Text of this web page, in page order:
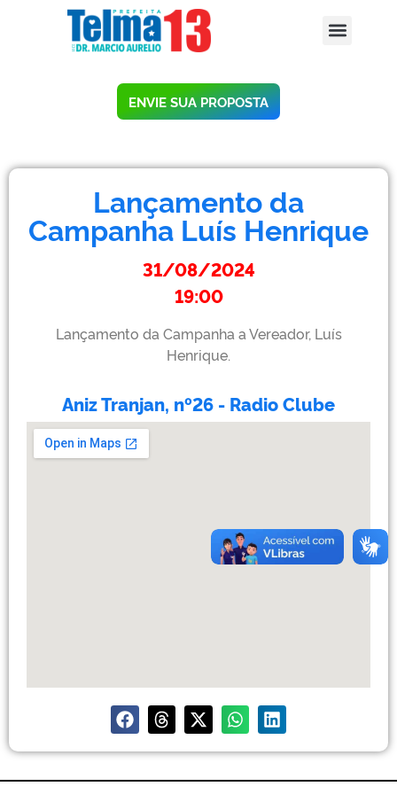
ENVIE SUA PROPOSTA
Lançamento da
Campanha Luís Henrique
31/08/2024
19:00
Lançamento da Campanha a Vereador, Luís
Henrique.
Aniz Tranjan, nº26 - Radio Clube